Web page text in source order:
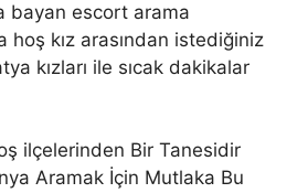
bayan escort arama
hoş kız arasından istediğiniz
kızları ile sıcak dakikalar
ilçelerinden Bir Tanesidir
Aramak İçin Mutlaka Bu